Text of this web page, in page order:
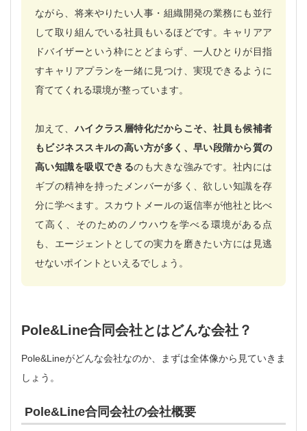
ながら、将来やりたい人事・組織開発の業務にも並行
して取り組んでいる社員もいるほどです。キャリアア
ドバイザーという枠にとどまらず、一人ひとりが目指
すキャリアプランを一緒に見つけ、実現できるように
育ててくれる環境が整っています。
加えて、ハイクラス層特化だからこそ、社員も候補者
もビジネススキルの高い方が多く、早い段階から質の
高い知識を吸収できるのも大きな強みです。社内には
ギブの精神を持ったメンバーが多く、欲しい知識を存
分に学べます。スカウトメールの返信率が他社と比べ
て高く、そのためのノウハウを学べる環境がある点
も、エージェントとしての実力を磨きたい方には見逃
せないポイントといえるでしょう。
Pole&Line合同会社とはどんな会社？
Pole&Lineがどんな会社なのか、まずは全体像から見ていきま
しょう。
Pole&Line合同会社の会社概要